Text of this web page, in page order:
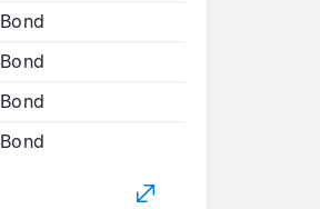
Bond
Bond
Bond
Bond